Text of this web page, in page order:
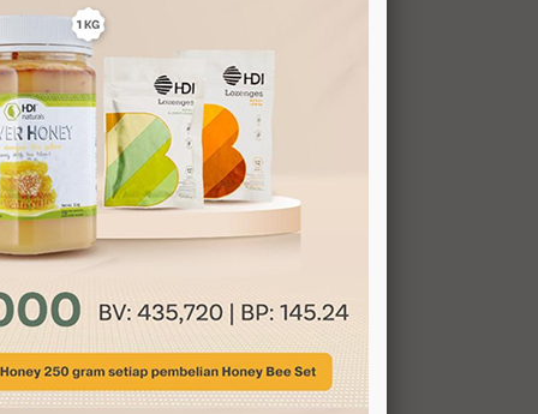
7 NUTRISI KESEHATAN DAN
KESUBURAN PRIA
APA SIH PERBEDAAN HEPATITIS A, B, C,
D, DAN E ?
YUK SEHAT : 10 ATURAN SEHAT SELAMA
BERPUASA
KANKER SERVIKS: PENCEGAHAN SELAIN
VERTIGO, PENYAKIT SERIUS?
TAHU NGGA APA FUNGSI GINJAL?
SUPLEMEN YANG BAGAIMANA YANG